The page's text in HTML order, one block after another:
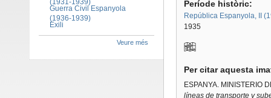
Període històric:
República Espanyola, II
1935
Per citar aquesta
ESPANYA. MINISTERIO
líneas de transporte y
(1931-1939)
Guerra Civil Espanyola
(1936-1939)
Exili
Veure més